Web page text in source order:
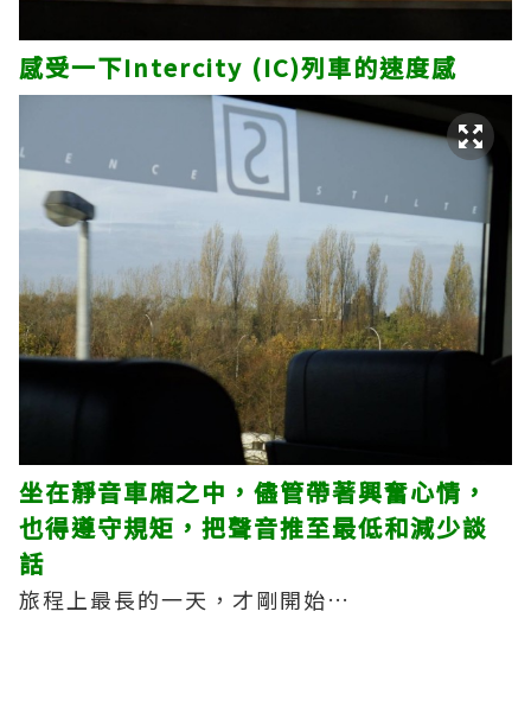
感受一下Intercity (IC)列車的速度感
坐在靜音車廂之中，儘管帶著興奮心情，
也得遵守規矩，把聲音推至最低和減少談
話
旅程上最長的一天，才剛開始…